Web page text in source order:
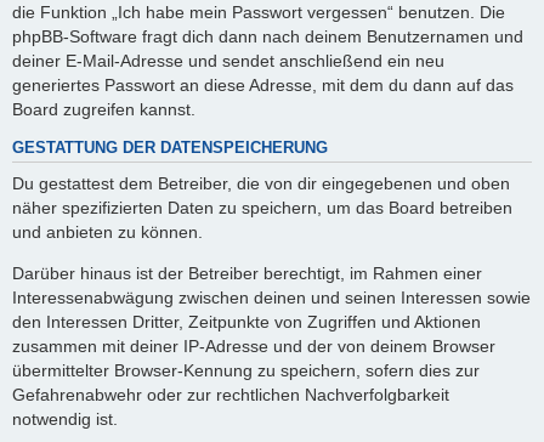
die Funktion „Ich habe mein Passwort vergessen“ benutzen. Die
phpBB-Software fragt dich dann nach deinem Benutzernamen und
deiner E-Mail-Adresse und sendet anschließend ein neu
generiertes Passwort an diese Adresse, mit dem du dann auf das
Board zugreifen kannst.
GESTATTUNG DER DATENSPEICHERUNG
Du gestattest dem Betreiber, die von dir eingegebenen und oben
näher spezifizierten Daten zu speichern, um das Board betreiben
und anbieten zu können.
Darüber hinaus ist der Betreiber berechtigt, im Rahmen einer
Interessenabwägung zwischen deinen und seinen Interessen sowie
den Interessen Dritter, Zeitpunkte von Zugriffen und Aktionen
zusammen mit deiner IP-Adresse und der von deinem Browser
übermittelter Browser-Kennung zu speichern, sofern dies zur
Gefahrenabwehr oder zur rechtlichen Nachverfolgbarkeit
notwendig ist.